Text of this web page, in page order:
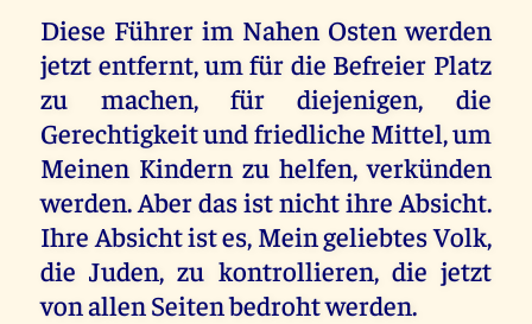
Diese Führer im Nahen Osten werden
jetzt entfernt, um für die Befreier Platz
zu machen, für diejenigen, die
Gerechtigkeit und friedliche Mittel, um
Meinen Kindern zu helfen, verkünden
werden. Aber das ist nicht ihre Absicht.
Ihre Absicht ist es, Mein geliebtes Volk,
die Juden, zu kontrollieren, die jetzt
von allen Seiten bedroht werden.